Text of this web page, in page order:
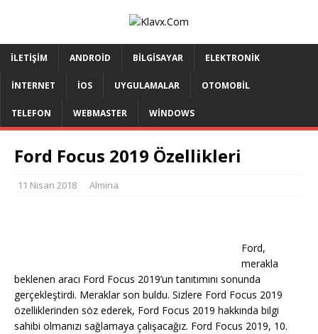
İLETIŞIM ANDROID BILGISAYAR ELEKTRONIK
İNTERNET IOS UYGULAMALAR OTOMOBIL
TELEFON WEBMASTER WINDOWS
Ford Focus 2019 Özellikleri
11 Nisan 2018 Almina
Ford,
merakla
beklenen aracı Ford Focus 2019’un tanıtımını sonunda
gerçekleştirdi. Meraklar son buldu. Sizlere Ford Focus 2019
özelliklerinden söz ederek, Ford Focus 2019 hakkında bilgi
sahibi olmanızı sağlamaya çalışacağız. Ford Focus 2019, 10.